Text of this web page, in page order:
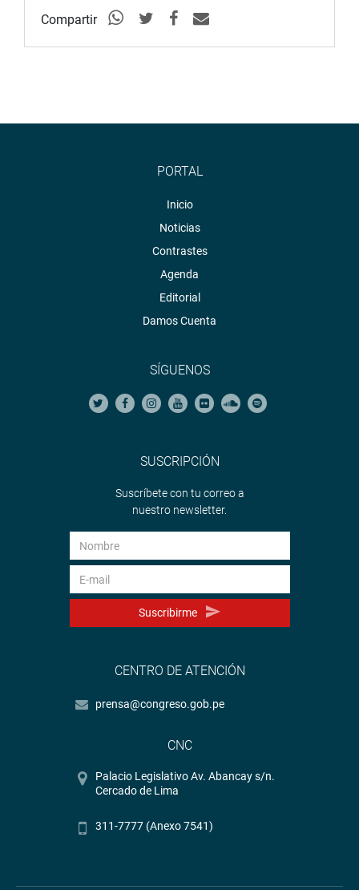
Compartir
PORTAL
Inicio
Noticias
Contrastes
Agenda
Editorial
Damos Cuenta
SÍGUENOS
SUSCRIPCIÓN
Suscríbete con tu correo a
nuestro newsletter.
Suscribirme
CENTRO DE ATENCIÓN
prensa@congreso.gob.pe
CNC
Palacio Legislativo Av. Abancay s/n.
Cercado de Lima
311-7777 (Anexo 7541)